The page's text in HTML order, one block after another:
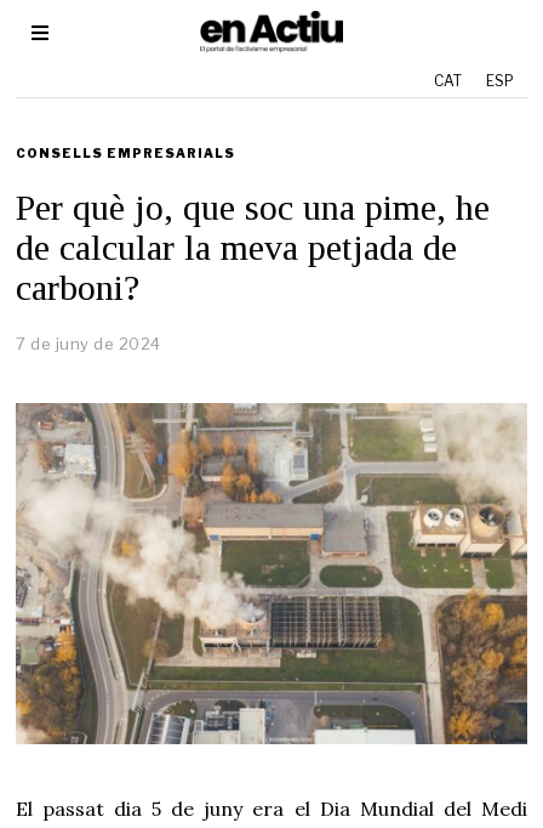
CAT ESP
CONSELLS EMPRESARIALS
Per què jo, que soc una pime, he
de calcular la meva petjada de
carboni?
7 de juny de 2024
j
u
n
y
d
e
2
0
2
4
El passat dia 5 de juny era el Dia Mundial del Medi